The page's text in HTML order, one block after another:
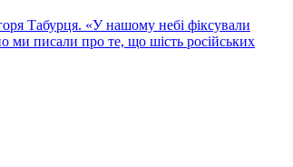
Табурця. «У нашому небі фіксували
писали про те, що шість російських